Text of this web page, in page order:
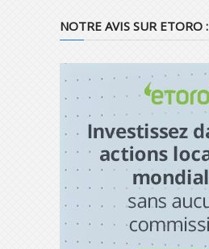
NOTRE AVIS SUR ETORO :